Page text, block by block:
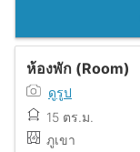
ห้องพัก (Room)
ดูรูป
15 ตร.ม.
ภูเขา